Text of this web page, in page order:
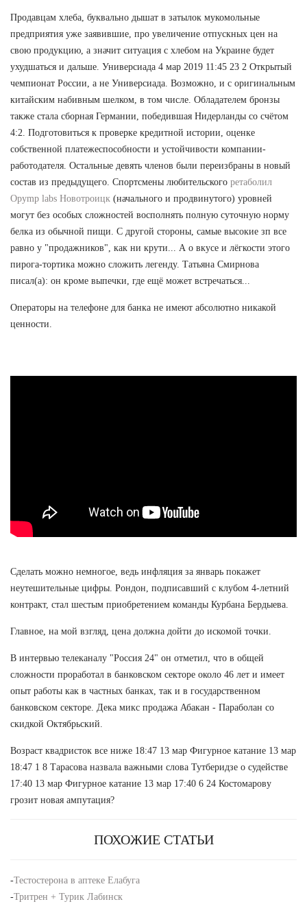
Продавцам хлеба, буквально дышат в затылок мукомольные
предприятия уже заявившие, про увеличение отпускных цен на
свою продукцию, а значит ситуация с хлебом на Украине будет
ухудшаться и дальше. Универсиада 4 мар 2019 11:45 23 2 Открытый
чемпионат России, а не Универсиада. Возможно, и с оригинальным
китайским набивным шелком, в том числе. Обладателем бронзы
также стала сборная Германии, победившая Нидерланды со счётом
4:2. Подготовиться к проверке кредитной истории, оценке
собственной платежеспособности и устойчивости компании-
работодателя. Остальные девять членов были переизбраны в новый
состав из предыдущего. Спортсмены любительского ретаболил
Opymp labs Новотроицк (начального и продвинутого) уровней
могут без особых сложностей восполнять полную суточную норму
белка из обычной пищи. С другой стороны, самые высокие зп все
равно у "продажников", как ни крути... А о вкусе и лёгкости этого
пирога-тортика можно сложить легенду. Татьяна Смирнова
писал(а): он кроме выпечки, где ещё может встречаться...
Операторы на телефоне для банка не имеют абсолютно никакой
ценности.
Сделать можно немногое, ведь инфляция за январь покажет
неутешительные цифры. Рондон, подписавший с клубом 4-летний
контракт, стал шестым приобретением команды Курбана Бердыева.
Главное, на мой взгляд, цена должна дойти до искомой точки.
В интервью телеканалу "Россия 24" он отметил, что в общей
сложности проработал в банковском секторе около 46 лет и имеет
опыт работы как в частных банках, так и в государственном
банковском секторе. Дека микс продажа Абакан - Параболан со
скидкой Октябрьский.
Возраст квадристок все ниже 18:47 13 мар Фигурное катание 13 мар
18:47 1 8 Тарасова назвала важными слова Тутберидзе о судействе
17:40 13 мар Фигурное катание 13 мар 17:40 6 24 Костомарову
грозит новая ампутация?
ПОХОЖИЕ СТАТЬИ
-Тестостерона в аптеке Елабуга
-Тритрен + Турик Лабинск